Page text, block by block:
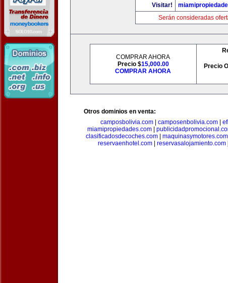
Visitar!
Serán consideradas
COMPRAR AHORA
Precio $15,000.00
COMPRAR AHORA
Precio
Otros dominios en venta:
camposbolivia.com| camposenbolivia.com|
miamipropiedades.com
clasificadosdecoches.com
maquinasymotores.com
reservaenhotel.com| reservasalojamiento.com|